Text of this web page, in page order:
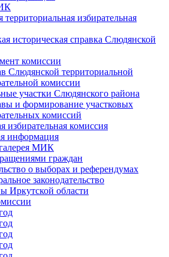
избирательная
историческая справка Слюдянской
комиссии
Слюдянской территориальной
комиссии
участки Слюдянского района
и формирование участковых
комиссий
избирательная комиссия
информация
МИК
граждан
о выборах и референдумах
законодательство
Иркутской области